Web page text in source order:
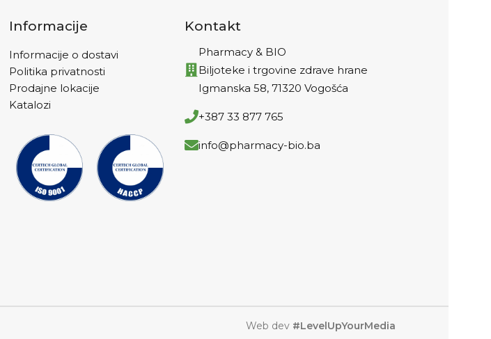
Informacije
Informacije o dostavi
Politika privatnosti
Prodajne lokacije
Katalozi
Kontakt
Pharmacy & BIO
Biljoteke i trgovine zdrave hrane
Igmanska 58, 71320 Vogošća
+387 33 877 765
info@pharmacy-bio.ba
Web dev #LevelUpYourMedia